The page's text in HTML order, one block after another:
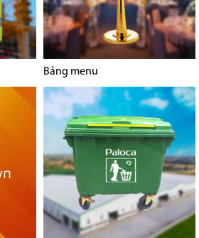
Bảng menu